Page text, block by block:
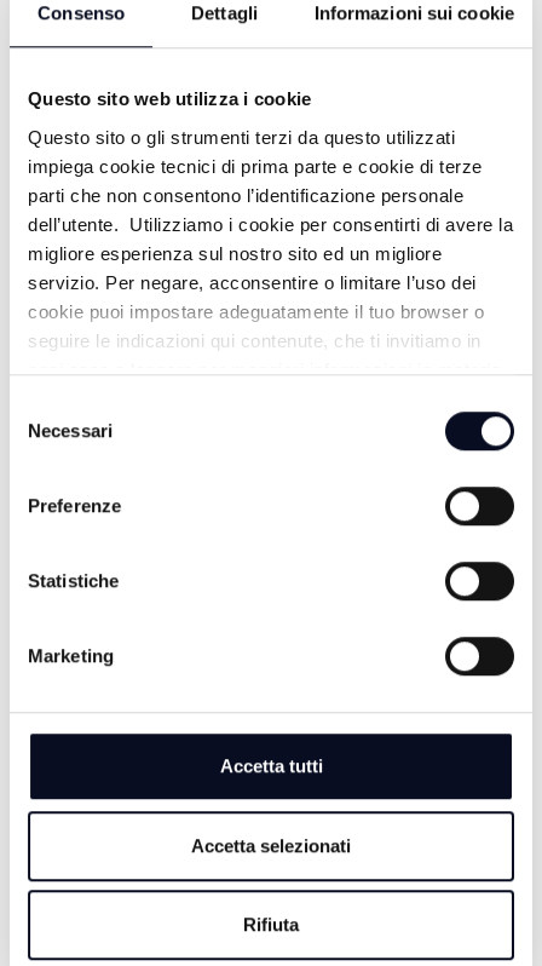
Consenso Dettagli Informazioni sui cookie
Questo sito web utilizza i cookie
Questo sito o gli strumenti terzi da questo utilizzati
impiega cookie tecnici di prima parte e cookie di terze
parti che non consentono l’identificazione personale
dell’utente. Utilizziamo i cookie per consentirti di avere la
migliore esperienza sul nostro sito ed un migliore
servizio. Per negare, acconsentire o limitare l’uso dei
cookie puoi impostare adeguatamente il tuo browser o
seguire le indicazioni qui contenute, che ti invitiamo in
ogni caso a leggere per maggiori informazioni in materia
delNecessari
Preferenze
Statistiche
Marketing
Accetta tutti
Accetta selezionati
Rifiuta
FOCUS ECONOMIA E WELFARE -
FOCUS FRANCESCO SERANTINI LA
MEMORIA NON MUORE MAI -
15/06/2026
1 MESE FA
FOCUS TRASPORTATI NEL FUTURO -
FOCUS GAS & MOTOR - 04/06/2026
FOCUS ENDLESS SUMMER -
2 MESI FA